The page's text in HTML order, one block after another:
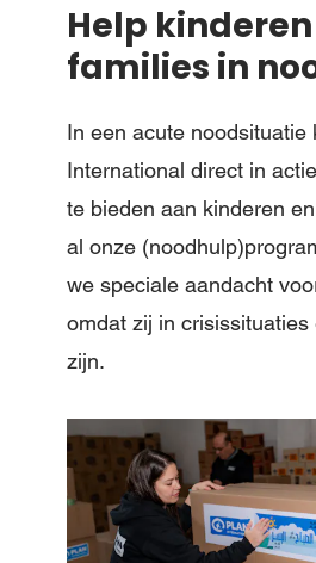
Help
families in
In een acute noodsituatie
International direct in
te bieden aan kinderen
al onze
we speciale aandacht
omdat zij in
zijn.